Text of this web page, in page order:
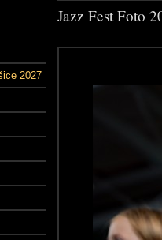
2027
Jazz Fest Foto